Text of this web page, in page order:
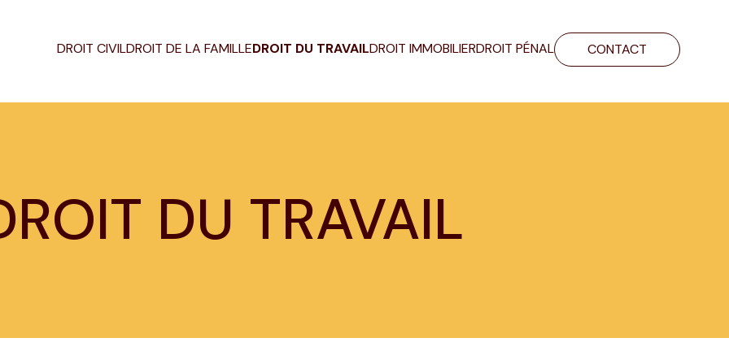
DROIT CIVILDROIT DE LA FAMILLEDROIT DU TRAVAILDROIT IMMOBILIERDROIT PÉNAL CONTACT
DU TRAVAIL